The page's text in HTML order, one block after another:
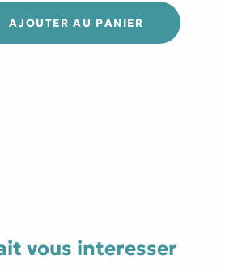
AJOUTER AU PANIER
vous interesser